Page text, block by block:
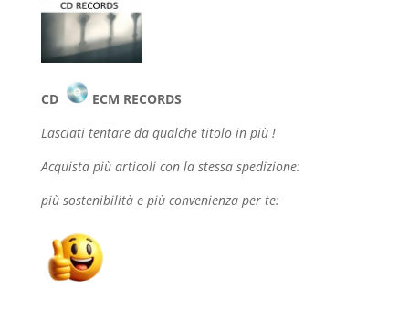
CD
ECM RECORDS
Lasciati tentare da qualche titolo in più !
Acquista più articoli con la stessa spedizione:
più sostenibilità e più convenienza per te: